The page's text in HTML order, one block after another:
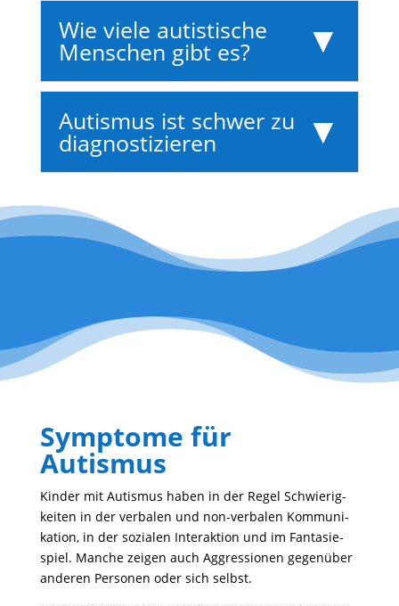
Wie viele autistische
Menschen gibt es?
Autismus ist schwer zu
diagnostizieren
Symptome für
Autismus
Kinder mit Autismus haben in der Regel Schwie­rig­
keiten in der verbalen und non-verbalen Kommu­ni­
ka­tion, in der sozialen Inter­ak­tion und im Fanta­sie­
spiel. Manche zeigen auch Aggres­sionen gegen­über
anderen Personen oder sich selbst.